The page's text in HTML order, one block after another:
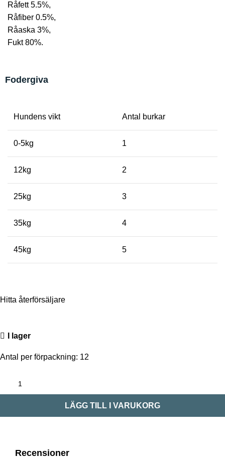
Råfett 5.5%,
Råfiber 0.5%,
Råaska 3%,
Fukt 80%.
Fodergiva
Hundens vikt Antal burkar
0-5kg 1
12kg 2
25kg 3
35kg 4
45kg 5
Hitta återförsäljare
I lager
Antal per förpackning: 12
LÄGG TILL I VARUKORG
Recensioner